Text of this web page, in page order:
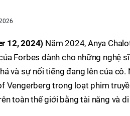
12, 2024) Năm 2024, Anya
Forbes dành cho những nghệ
và sự nổi tiếng đang lên của
Vengerberg trong loạt phim
toàn thế giới bằng tài năng và